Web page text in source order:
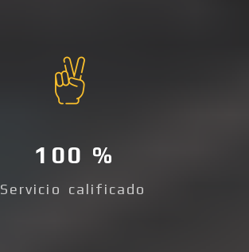
100
Servicio calificado